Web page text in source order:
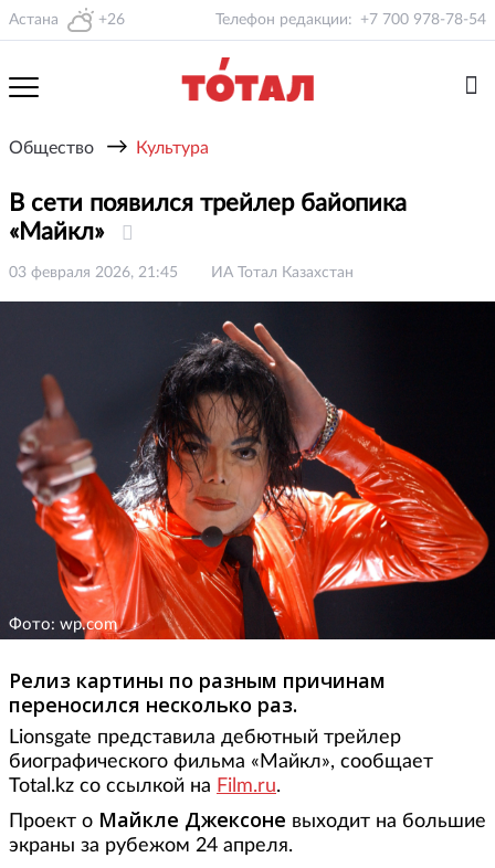
Астана +26 Телефон редакции: +7 700 978-78-54
Общество → Культура
В сети появился трейлер байопика
«Майкл»
03 февраля 2026, 21:45 ИА Тотал Казахстан
Фото: wp.com
Релиз картины по разным причинам
переносился несколько раз.
Lionsgate представила дебютный трейлер
биографического фильма «Майкл», сообщает
Total.kz со ссылкой на Film.ru.
Проект о Майкле Джексоне выходит на большие
экраны за рубежом 24 апреля.